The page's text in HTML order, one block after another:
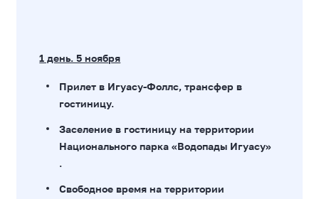
1 день. 5 ноября
Прилет в Игуасу-Фоллс, трансфер в
гостиницу.
Заселение в гостиницу на территории
Национального парка «Водопады Игуасу»
.
Свободное время на территории